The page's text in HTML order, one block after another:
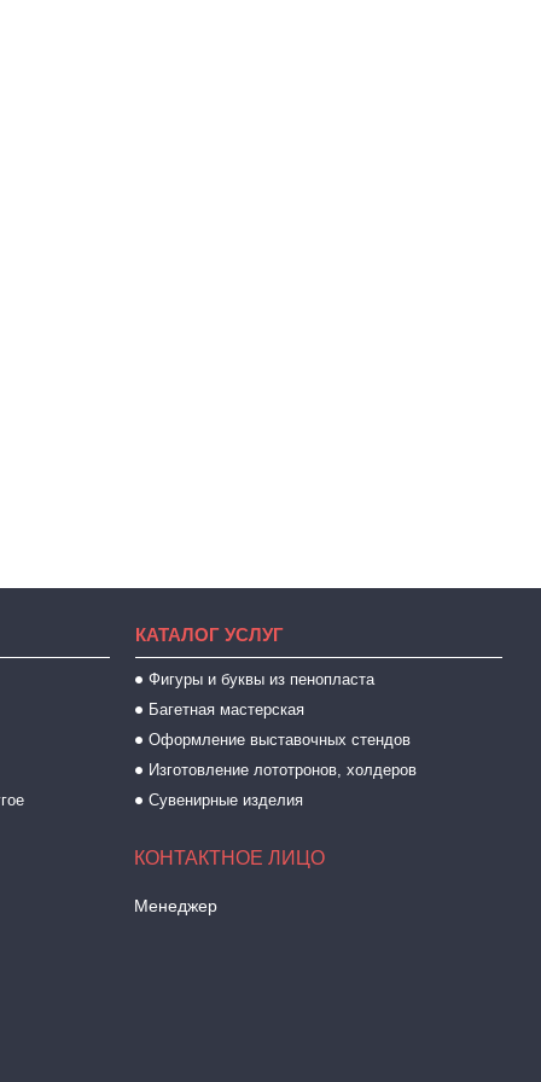
КАТАЛОГ УСЛУГ
Фигуры и буквы из пенопласта
Багетная мастерская
Оформление выставочных стендов
Изготовление лототронов, холдеров
Сувенирные изделия
Менеджер